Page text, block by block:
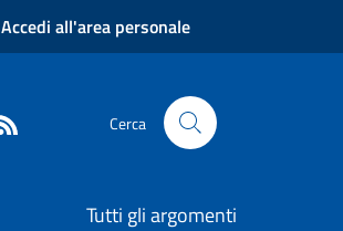
Accedi all'area personale
Cerca
Tutti gli argomenti